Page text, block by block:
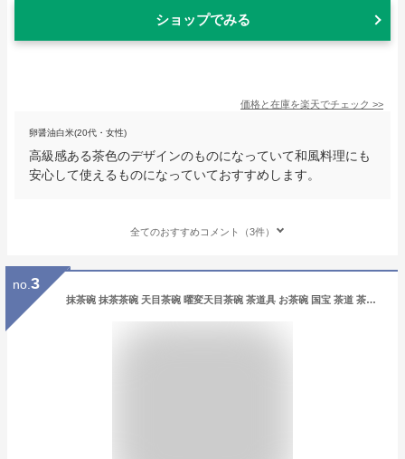
ショップでみる
価格と在庫を楽天でチェック >>
卵醤油白米(20代・女性)
高級感ある茶色のデザインのものになっていて和風料理にも
安心して使えるものになっていておすすめします。
全てのおすすめコメント（3件）
no. 3
抹茶碗 抹茶茶碗 天目茶碗 曜変天目茶碗 茶道具 お茶碗 国宝 茶道 茶碗 窯変天目茶碗 油滴天目 茶道具 茶器 初心者 酒器 陶芸用品 cw125